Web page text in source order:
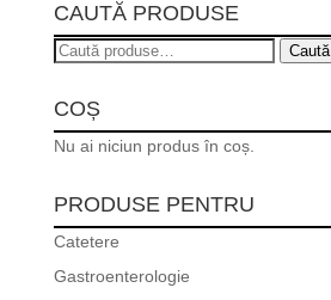
CAUTĂ PRODUSE
Caută
Caută
COȘ
Nu ai niciun produs în coș.
PRODUSE PENTRU
Catetere
Gastroenterologie